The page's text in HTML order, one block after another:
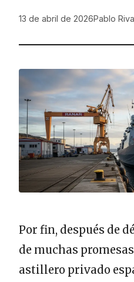
13 de abril de 2026Pablo
Por fin, después de
de muchas
astillero privado